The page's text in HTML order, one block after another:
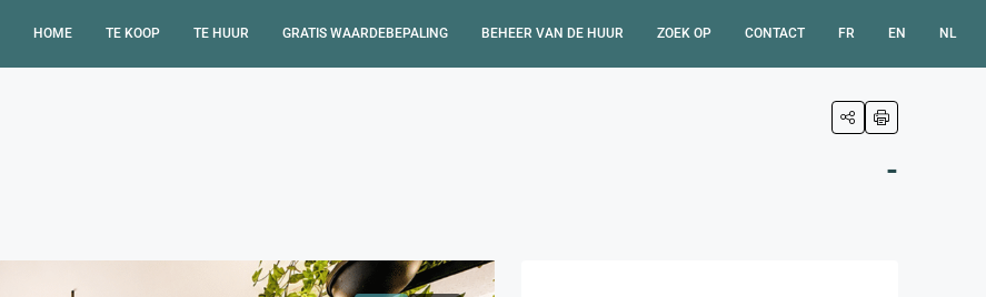
HOME TE KOOP TE HUUR GRATIS WAARDEBEPALING BEHEER VAN DE HUUR ZOEK OP CONTACT FR EN NL
-